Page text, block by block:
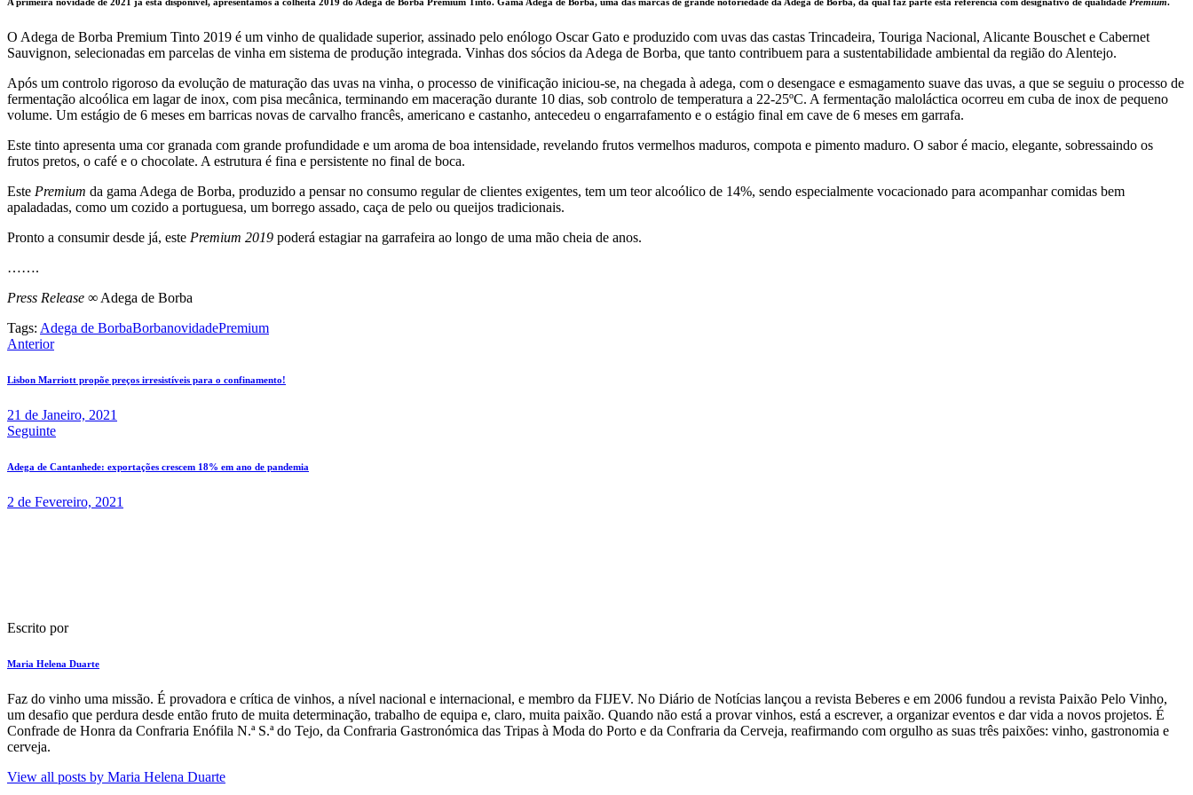
O Adega de Borba Premium Tinto 2019 é um vinho de qualidade superior, assinado pelo enólogo Oscar Gato e produzido com uvas das castas Trincadeira, Touriga Nacional, Alicante Bouschet e Cabernet
Sauvignon, selecionadas em parcelas de vinha em sistema de produção integrada. Vinhas dos sócios da Adega de Borba, que tanto contribuem para a sustentabilidade ambiental da região do Alentejo.
Após um controlo rigoroso da evolução de maturação das uvas na vinha, o processo de vinificação iniciou-se, na chegada à adega, com o desengace e esmagamento suave das uvas, a que se seguiu o processo de
fermentação alcoólica em lagar de inox, com pisa mecânica, terminando em maceração durante 10 dias, sob controlo de temperatura a 22-25ºC. A fermentação maloláctica ocorreu em cuba de inox de pequeno
volume. Um estágio de 6 meses em barricas novas de carvalho francês, americano e castanho, antecedeu o engarrafamento e o estágio final em cave de 6 meses em garrafa.
Este tinto apresenta uma cor granada com grande profundidade e um aroma de boa intensidade, revelando frutos vermelhos maduros, compota e pimento maduro. O sabor é macio, elegante, sobressaindo os
frutos pretos, o café e o chocolate. A estrutura é fina e persistente no final de boca.
Este Premium da gama Adega de Borba, produzido a pensar no consumo regular de clientes exigentes, tem um teor alcoólico de 14%, sendo especialmente vocacionado para acompanhar comidas bem
apaladadas, como um cozido a portuguesa, um borrego assado, caça de pelo ou queijos tradicionais.
Pronto a consumir desde já, este Premium 2019 poderá estagiar na garrafeira ao longo de uma mão cheia de anos.
…….
Press Release ∞ Adega de Borba
Tags: Adega de BorbaBorbanovidadePremium
Navegação
de
Anterior
Lisbon Marriott propõe preços irresistíveis para o confinamento!
21 de Janeiro, 2021
Seguinte
Adega de Cantanhede: exportações crescem 18% em ano de pandemia
2 de Fevereiro, 2021
Escrito por
Maria Helena Duarte
F​az do vinho uma missão. É provadora e crítica de vinhos​, a nível nacional e internacional, e membro da FIJEV. ​No Diário de Notícias​ lançou a revista Beberes​ e em 2006 fundou a revista Paixão Pelo Vinho,
um desafio que perdura​ desde então fruto de muita determinação, trabalho de equipa e, claro, muita paixão. Quando não está a provar vinhos, está a escrever, a organizar eventos e dar vida a novos projetos​. É
Confrade de Honra da Confraria Enófila N.ª S.ª do Tejo, da Confraria Gastronómica das Tripas à Moda do Porto e da Confraria da Cerveja, reafirmando com orgulho as suas três paixões: vinho, gastronomia e
cerveja.
View all posts by Maria Helena Duarte